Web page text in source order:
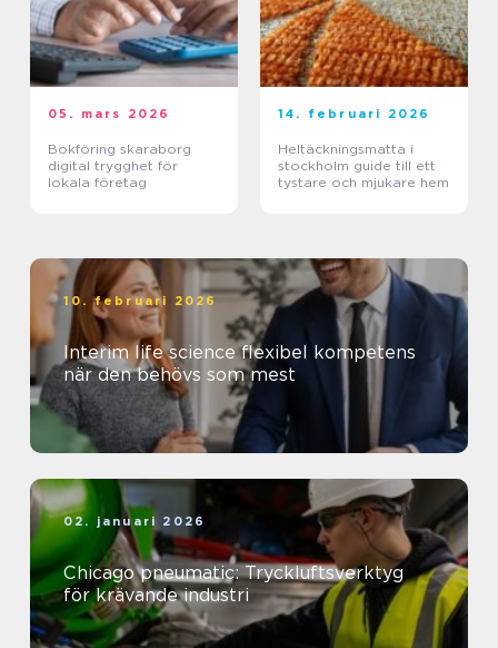
05. mars 2026
Bokföring skaraborg
digital trygghet för
lokala företag
14. februari 2026
Heltäckningsmatta i
stockholm guide till ett
tystare och mjukare hem
10. februari 2026
Interim life science flexibel kompetens
när den behövs som mest
02. januari 2026
Chicago pneumatic: Tryckluftsverktyg
för krävande industri